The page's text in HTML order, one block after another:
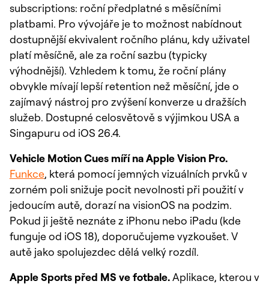
subscriptions: roční předplatné s měsíčními
platbami. Pro vývojáře je to možnost nabídnout
dostupnější ekvivalent ročního plánu, kdy uživatel
platí měsíčně, ale za roční sazbu (typicky
výhodnější). Vzhledem k tomu, že roční plány
obvykle mívají lepší retention než měsíční, jde o
zajímavý nástroj pro zvýšení konverze u dražších
služeb. Dostupné celosvětově s výjimkou USA a
Singapuru od iOS 26.4.
Vehicle Motion Cues míří na Apple Vision Pro.
Funkce, která pomocí jemných vizuálních prvků v
zorném poli snižuje pocit nevolnosti při použití v
jedoucím autě, dorazí na visionOS na podzim.
Pokud ji ještě neznáte z iPhonu nebo iPadu (kde
funguje od iOS 18), doporučujeme vyzkoušet. V
autě jako spolujezdec dělá velký rozdíl.
Apple Sports před MS ve fotbale.Aplikace, kterou v